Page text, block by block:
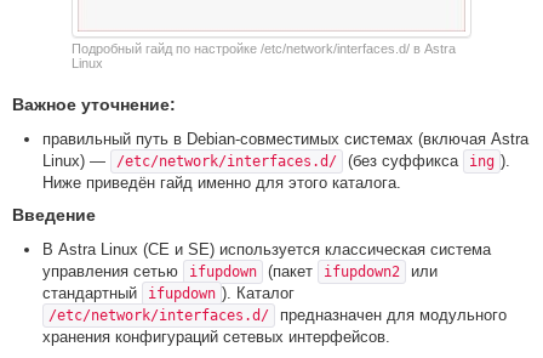
Подробный гайд по настройке /etc/network/interfaces.d/ в Astra
Linux
Важное уточнение:
правильный путь в Debian-совместимых системах (включая Astra
Linux) —
/etc/network/interfaces.d/ (без суффикса ing ).
Ниже приведён гайд именно для этого каталога.
Введение
В Astra Linux (CE и SE) используется классическая система
управления сетью
ifupdown (пакет ifupdown2
или
стандартный
ifupdown ). Каталог
/etc/network/interfaces.d/
предназначен для модульного
хранения конфигураций сетевых интерфейсов.